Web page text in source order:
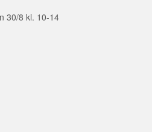
30/8 kl. 10-14